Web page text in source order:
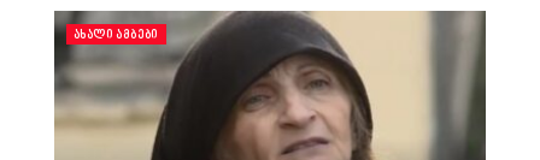
ᲐᲮᲐᲚᲘ ᲐᲛᲑᲔᲑᲘ